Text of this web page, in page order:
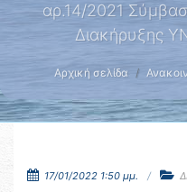
αρ.14/2021
Διακήρυξης
Αρχική σελίδα
17/01/2022 1:50 μμ.